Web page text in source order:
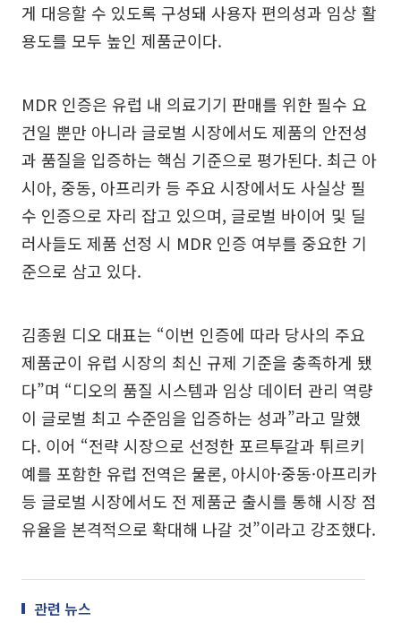
게 대응할 수 있도록 구성돼 사용자 편의성과 임상 활
용도를 모두 높인 제품군이다.
MDR 인증은 유럽 내 의료기기 판매를 위한 필수 요
건일 뿐만 아니라 글로벌 시장에서도 제품의 안전성
과 품질을 입증하는 핵심 기준으로 평가된다. 최근 아
시아, 중동, 아프리카 등 주요 시장에서도 사실상 필
수 인증으로 자리 잡고 있으며, 글로벌 바이어 및 딜
러사들도 제품 선정 시 MDR 인증 여부를 중요한 기
준으로 삼고 있다.
김종원 디오 대표는 “이번 인증에 따라 당사의 주요
제품군이 유럽 시장의 최신 규제 기준을 충족하게 됐
다”며 “디오의 품질 시스템과 임상 데이터 관리 역량
이 글로벌 최고 수준임을 입증하는 성과”라고 말했
다. 이어 “전략 시장으로 선정한 포르투갈과 튀르키
예를 포함한 유럽 전역은 물론, 아시아·중동·아프리카
등 글로벌 시장에서도 전 제품군 출시를 통해 시장 점
유율을 본격적으로 확대해 나갈 것”이라고 강조했다.
관련 뉴스